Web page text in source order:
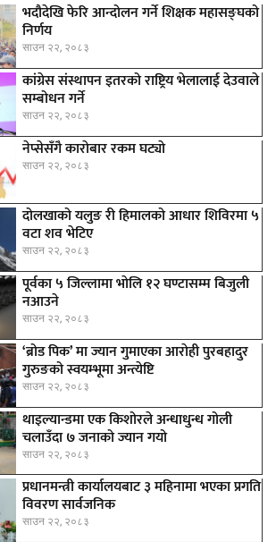
भदौदेखि फेरि आन्दोलन गर्ने शिक्षक महासङ्घको
निर्णय
साउन २२, २०८३
कांग्रेस संस्थापन इतरको राष्ट्रिय भेलालाई देउवाले
सम्बोधन गर्ने
साउन २२, २०८३
नेप्सेसँगै काराेबार रकम घट्याे
साउन २२, २०८३
दोलखाको यलुङ री हिमालको आधार शिविरमा ५
वटा शव भेटिए
साउन २२, २०८३
पूर्वका ५ जिल्लामा भाेलि १२ घण्टासम्म बिजुली
नआउने
साउन २२, २०८३
‘ब्रोड पिक’ मा ज्यान गुमाएका आराेही पुरबहादुर
गुरुङको स्वयम्भूमा अन्त्येष्टि
साउन २२, २०८३
थाइल्यान्डमा एक किशोरले अन्धाधुन्ध गोली
चलाउँदा ७ जनाको ज्यान गयो
साउन २२, २०८३
प्रधानमन्त्री कार्यालयबाट ३ महिनामा भएका प्रगति
विवरण सार्वजनिक
साउन २२, २०८३